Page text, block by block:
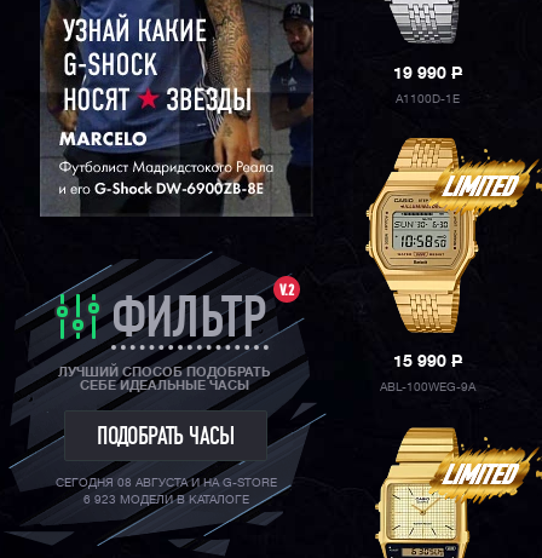
V.2
ФИЛЬТР
ЛУЧШИЙ СПОСОБ ПОДОБРАТЬ
СЕБЕ ИДЕАЛЬНЫЕ ЧАСЫ
ПОДОБРАТЬ ЧАСЫ
СЕГОДНЯ 08 АВГУСТА И НА G-STORE
6 923 МОДЕЛИ В КАТАЛОГЕ
19 990P
A1100D-1E
15 990P
ABL-100WEG-9A